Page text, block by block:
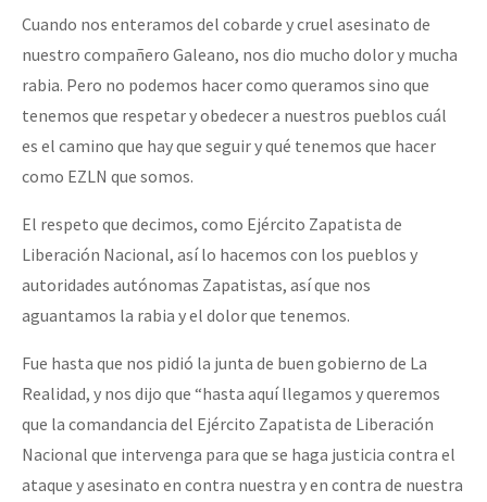
Cuando nos enteramos del cobarde y cruel asesinato de
nuestro compañero Galeano, nos dio mucho dolor y mucha
rabia. Pero no podemos hacer como queramos sino que
tenemos que respetar y obedecer a nuestros pueblos cuál
es el camino que hay que seguir y qué tenemos que hacer
como EZLN que somos.
El respeto que decimos, como Ejército Zapatista de
Liberación Nacional, así lo hacemos con los pueblos y
autoridades autónomas Zapatistas, así que nos
aguantamos la rabia y el dolor que tenemos.
Fue hasta que nos pidió la junta de buen gobierno de La
Realidad, y nos dijo que “hasta aquí llegamos y queremos
que la comandancia del Ejército Zapatista de Liberación
Nacional que intervenga para que se haga justicia contra el
ataque y asesinato en contra nuestra y en contra de nuestra